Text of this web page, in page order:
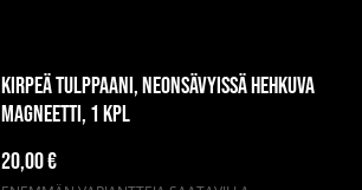
Kirpeä tulppaani, neonsävyissä hehkuva
magneetti, 1 kpl
20,00 €